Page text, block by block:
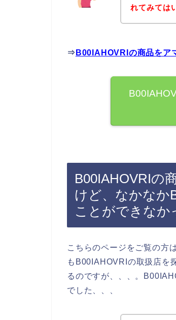
れてみては
⇒ B00IAHOVRIの商品をア
B00IAHOVRIの
けど、なかなか
ことができなか
こちらのページをご覧の方
もB00IAHOVRIの取扱店を
るのですが、、、。
でした、、、